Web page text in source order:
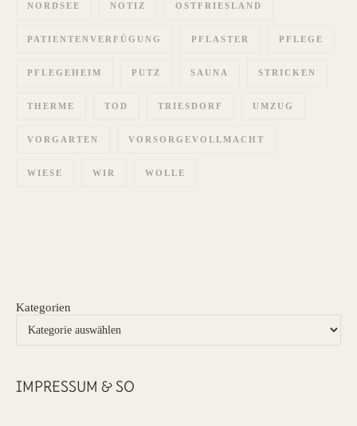
NORDSEE NOTIZ OSTFRIESLAND
PATIENTENVERFÜGUNG PFLASTER PFLEGE
PFLEGEHEIM PUTZ SAUNA STRICKEN
THERME TOD TRIESDORF UMZUG
VORGARTEN VORSORGEVOLLMACHT
WIESE WIR WOLLE
Kategorien
IMPRESSUM & SO